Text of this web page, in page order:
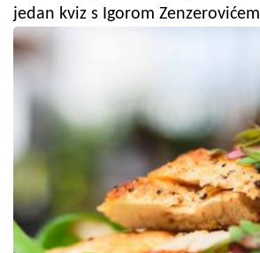
jedan kviz s Igorom Zenzerovićem